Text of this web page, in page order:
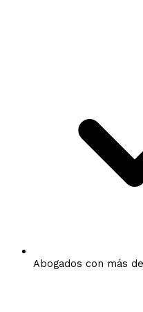
Abogados con más